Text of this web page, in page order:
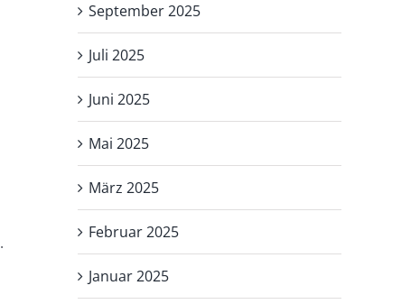
.
September 2025
Juli 2025
Juni 2025
Mai 2025
März 2025
Februar 2025
Januar 2025